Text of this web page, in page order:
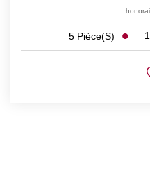
5 Pièce(s)